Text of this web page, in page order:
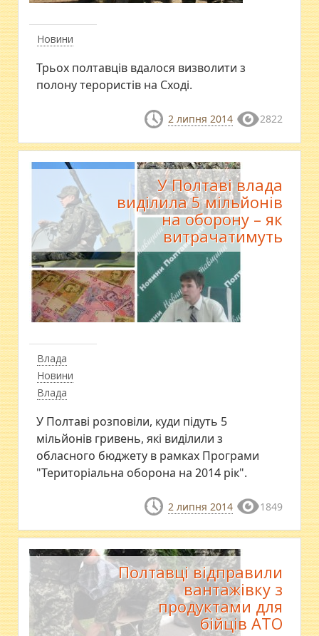
Новини
Трьох полтавців вдалося визволити з
полону терористів на Сході.
2 липня 2014 2822
Влада
Новини
Влада
У Полтаві влада
виділила 5 мільйонів
на оборону – як
витрачатимуть
У Полтаві розповіли, куди підуть 5
мільйонів гривень, які виділили з
обласного бюджету в рамках Програми
"Територіальна оборона на 2014 рік".
2 липня 2014 1849
Полтавці відправили
вантажівку з
продуктами для
бійців АТО